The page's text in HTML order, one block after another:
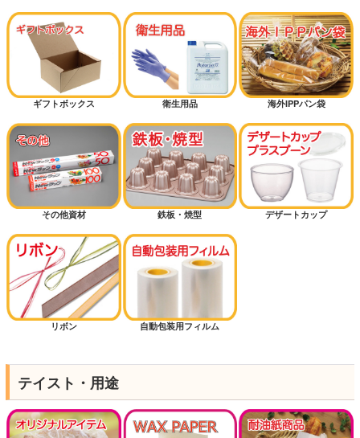
ギフトボックス 衛生用品 海外IPPパン袋
その他資材 鉄板・焼型 デザートカップ
リボン 自動包装用フィルム
テイスト・用途